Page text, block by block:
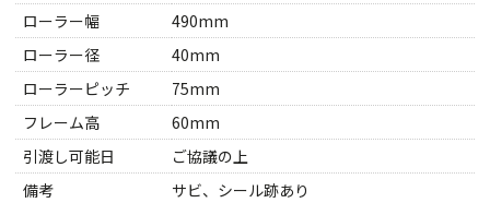
ローラー幅
490mm
ローラー径
40mm
ローラーピッチ
75mm
フレーム高
60mm
引渡し可能日
ご協議の上
備考
サビ、シール跡あり